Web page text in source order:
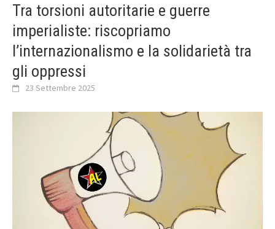
Tra torsioni autoritarie e guerre
imperialiste: riscopriamo
l’internazionalismo e la solidarietà tra
gli oppressi
23 Settembre 2025